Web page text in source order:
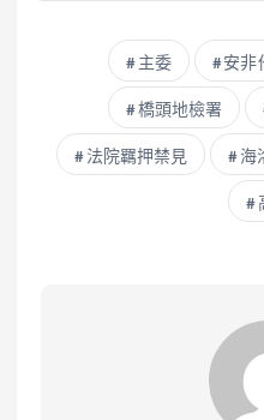
主委 安非
橋頭地檢署
法院羈押禁見 海